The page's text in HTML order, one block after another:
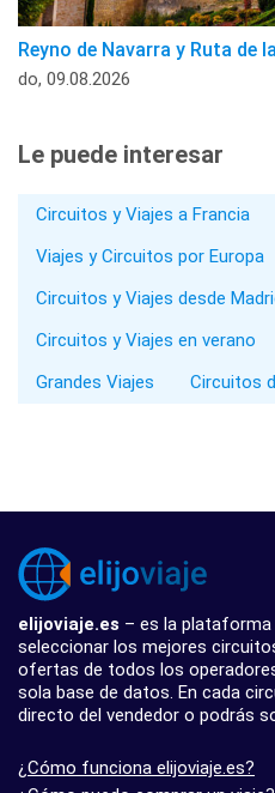
Reyno de Navarra y Ruta de
do, 09.08.2026
Le puede interesar
Circuitos y Viajes a Francia
Viajes y Circuitos por Europa
Circuitos y Viajes desde
Circuitos y Viajes en verano
Grandes Viajes
Circuitos
elijoviaje.es – es la
seleccionar los mejores
ofertas de todos los
sola base de datos. En cada
directo del vendedor o podrás
¿Cómo funciona elijoviaje.es?